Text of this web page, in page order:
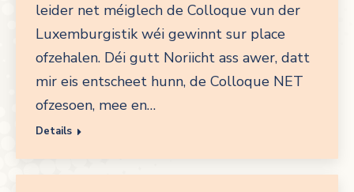
leider net méiglech de Colloque vun der
Luxemburgistik wéi gewinnt sur place
ofzehalen. Déi gutt Noriicht ass awer, datt
mir eis entscheet hunn, de Colloque NET
ofzesoen, mee en…
Details